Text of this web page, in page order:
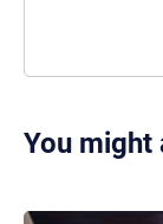
You might